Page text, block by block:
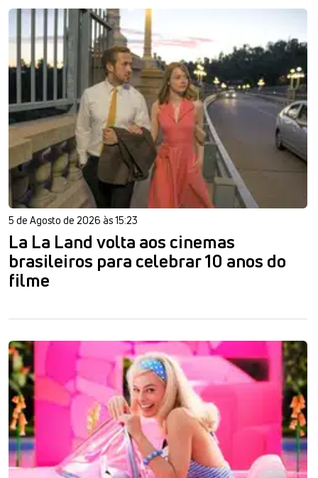
5 de Agosto de 2026 às 15:23
La La Land volta aos cinemas
brasileiros para celebrar 10 anos do
filme